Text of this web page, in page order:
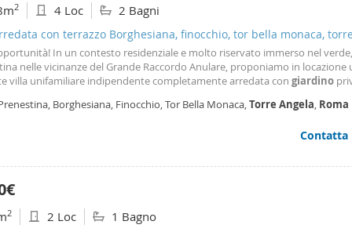
2 4 Loc 2 Bagni
con terrazzo Borghesiana, finocchio, tor bella monaca,
In un contesto residenziale e molto riservato immerso nel
nelle vicinanze del Grande Raccordo Anulare, proponiamo in locazione
villa unifamiliare indipendente completamente arredata con giardino
che cercano comfort
Borghesiana, Finocchio, Tor Bella Monaca,Torre Angela, Roma
Contatta
2 2 Loc 1 Bagno